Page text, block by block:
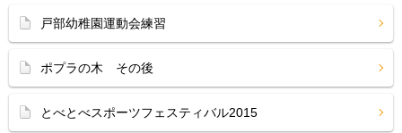
戸部幼稚園運動会練習
ポプラの木 その後
とべとべスポーツフェスティバル2015